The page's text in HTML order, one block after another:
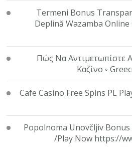
Termeni Bonus
Deplină Wazamba
Πώς Να Αντιμετωπίστε
Καζίνο ◦
Cafe Casino Free Spins PL
Popolnoma Unovčljiv Bonus
Play Now https://